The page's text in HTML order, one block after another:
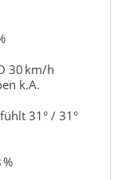
30 km/h
k.A.
31° / 31°